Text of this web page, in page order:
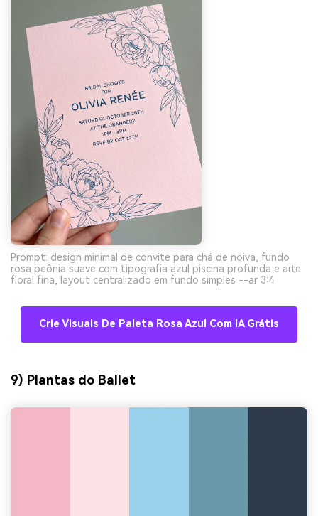
Prompt: design minimal de convite para chá de noiva, fundo
rosa peônia suave com tipografia azul piscina profunda e arte
floral fina, layout centralizado em fundo simples --ar 3:4
Crie Visuais De Paleta Rosa Azul Com IA Grátis
9) Plantas do Ballet